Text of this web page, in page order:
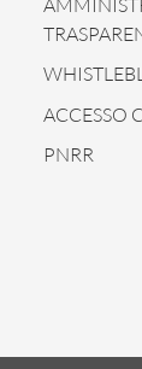
ACCESSO
PNRR